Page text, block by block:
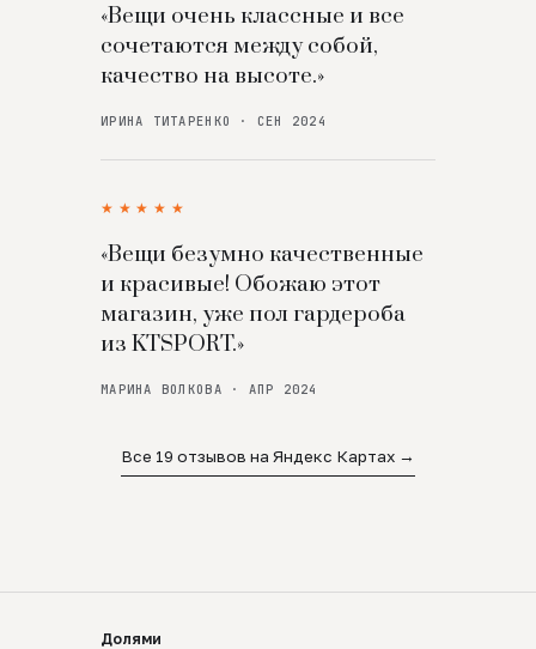
«Вещи очень классные и все
сочетаются между собой,
качество на высоте.»
ИРИНА ТИТАРЕНКО · СЕН 2024
★★★★★
«Вещи безумно качественные
и красивые! Обожаю этот
магазин, уже пол гардероба
из KTSPORT.»
МАРИНА ВОЛКОВА · АПР 2024
Все 19 отзывов на Яндекс Картах →
Долями